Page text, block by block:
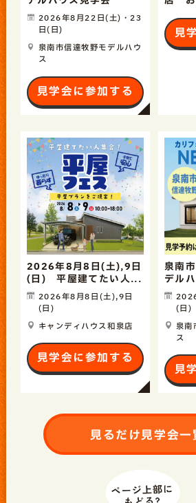
2026年8月22日(土)・23
日(日)
泉南市信達牧野モデルハウ
ス
見学会に参加する
見
2026年8月8日(土),9日
(日) 平屋建てたい人...
2026年8月8日(土),9日
(日)
キャンディハウス和泉店
見学会に参加する
泉南
デル
(日)
泉南
ス
見
見るだけ見学会一